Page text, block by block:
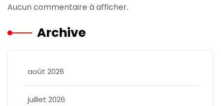
Aucun commentaire à afficher.
Archive
août 2026
juillet 2026